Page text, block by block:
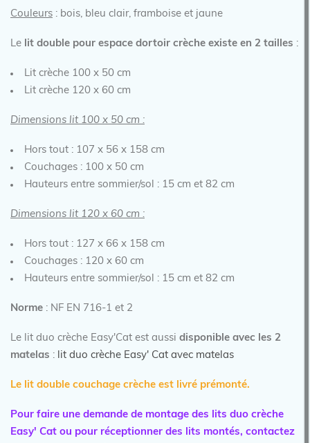
Couleurs : bois, bleu clair, framboise et jaune
Le lit double pour espace dortoir crèche existe en 2 tailles :
Lit crèche 100 x 50 cm
Lit crèche 120 x 60 cm
Dimensions lit 100 x 50 cm :
Hors tout : 107 x 56 x 158 cm
Couchages : 100 x 50 cm
Hauteurs entre sommier/sol : 15 cm et 82 cm
Dimensions lit 120 x 60 cm :
Hors tout : 127 x 66 x 158 cm
Couchages : 120 x 60 cm
Hauteurs entre sommier/sol : 15 cm et 82 cm
Norme : NF EN 716-1 et 2
Le lit duo crèche Easy'Cat est aussi disponible avec les 2
matelas : lit duo crèche Easy' Cat avec matelas
Le lit double couchage crèche est livré prémonté.
Pour faire une demande de montage des lits duo crèche
Easy' Cat ou pour réceptionner des lits montés, contactez